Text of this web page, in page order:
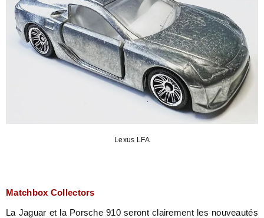
Lexus LFA
Matchbox Collectors
La Jaguar et la Porsche 910 seront clairement les nouveautés